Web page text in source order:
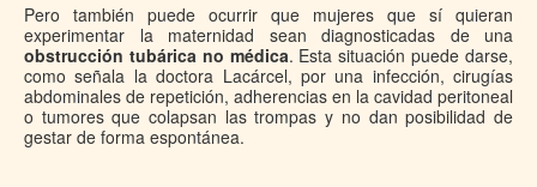
Pero también puede ocurrir que mujeres que sí quieran
experimentar la maternidad sean diagnosticadas de una
obstrucción tubárica no médica. Esta situación puede darse,
como señala la doctora Lacárcel, por una infección, cirugías
abdominales de repetición, adherencias en la cavidad peritoneal
o tumores que colapsan las trompas y no dan posibilidad de
gestar de forma espontánea.